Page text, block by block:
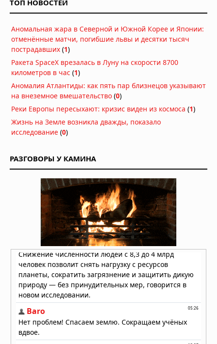
ТОП НОВОСТЕЙ
Аномальная жара в Северной и Южной Корее и Японии:
отменённые матчи, погибшие львы и десятки тысяч
пострадавших (1)
Ракета SpaceX врезалась в Луну на скорости 8700
километров в час (1)
Аномалия Атлантиды: как пять пар близнецов указывают
на внеземное вмешательство (0)
Реки Европы пересыхают: кризис виден из космоса (1)
Жизнь на Земле возникла дважды, показало
исследование (0)
РАЗГОВОРЫ У КАМИНА